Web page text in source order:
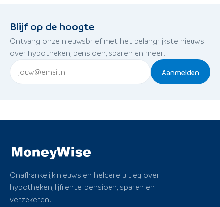
Blijf op de hoogte
Ontvang onze nieuwsbrief met het belangrijkste nieuws
over hypotheken, pensioen, sparen en meer.
Aanmelden
Onafhankelijk nieuws en heldere uitleg over
hypotheken, lijfrente, pensioen, sparen en
verzekeren.